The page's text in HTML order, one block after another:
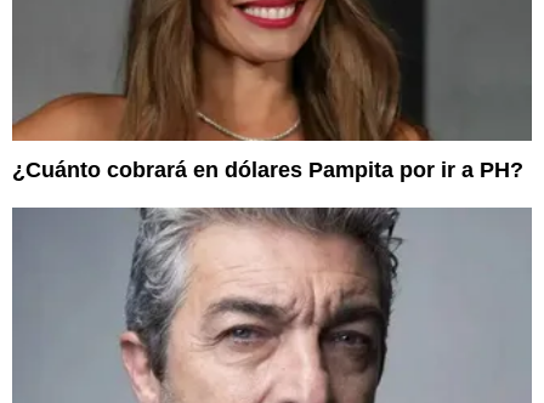
¿Cuánto cobrará en dólares Pampita por ir a PH?